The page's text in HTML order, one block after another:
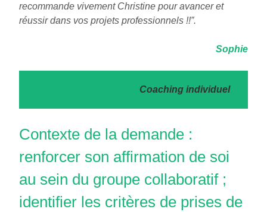
recommande vivement Christine pour avancer et
réussir dans vos projets professionnels !!”.
Sophie
Coaching individuel
Contexte de la demande :
renforcer son affirmation de soi
au sein du groupe collaboratif ;
identifier les critères de prises de